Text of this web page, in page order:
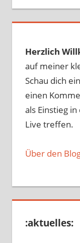
Herzlich
auf meiner
Schau dich
einen
als Einstieg
Live treffen.
Über den
:aktuelles: